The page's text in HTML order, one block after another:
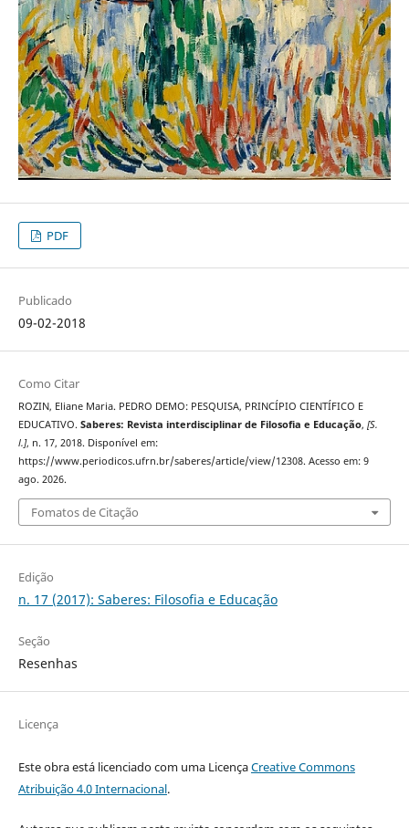
PDF
Publicado
09-02-2018
Como Citar
ROZIN, Eliane Maria. PEDRO DEMO: PESQUISA, PRINCÍPIO CIENTÍFICO E
EDUCATIVO. Saberes: Revista interdisciplinar de Filosofia e Educação, [S.
l.], n. 17, 2018. Disponível em:
https://www.periodicos.ufrn.br/saberes/article/view/12308. Acesso em: 9
ago. 2026.
Fomatos de Citação
Edição
n. 17 (2017): Saberes: Filosofia e Educação
Seção
Resenhas
Licença
Este obra está licenciado com uma LicençaCreative Commons
Atribuição 4.0 Internacional.